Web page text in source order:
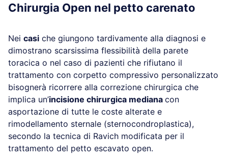
Chirurgia Open nel petto carenato
Nei casi che giungono tardivamente alla diagnosi e
dimostrano scarsissima flessibilità della parete
toracica o nel caso di pazienti che rifiutano il
trattamento con corpetto compressivo personalizzato
bisognerà ricorrere alla correzione chirurgica che
implica un’incisione chirurgica mediana con
asportazione di tutte le coste alterate e
rimodellamento sternale (sternocondroplastica),
secondo la tecnica di Ravich modificata per il
trattamento del petto escavato open.